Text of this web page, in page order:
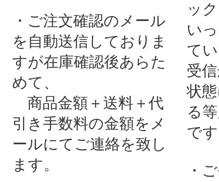
・ご注文確認のメール
を自動送信しておりま
すが在庫確認後あらた
めて、
商品金額＋送料＋代
引き手数料の金額をメ
ールにてご連絡を致し
ます。
ッ
い
て
受
状
る
で
・